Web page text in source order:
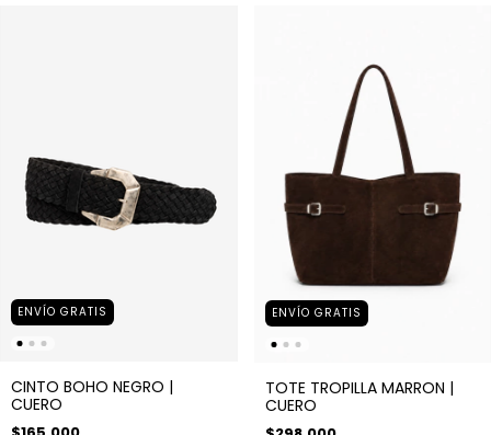
ENVÍO GRATIS
CINTO BOHO NEGRO |
CUERO
ENVÍO GRATIS
TOTE TROPILLA MARRON |
CUERO